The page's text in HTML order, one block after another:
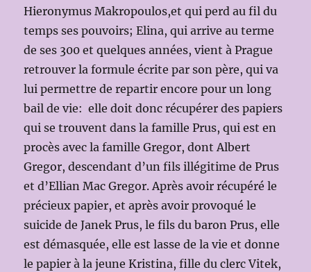
Hieronymus Makropoulos,et qui perd au fil du
temps ses pouvoirs; Elina, qui arrive au terme
de ses 300 et quelques années, vient à Prague
retrouver la formule écrite par son père, qui va
lui permettre de repartir encore pour un long
bail de vie: elle doit donc récupérer des papiers
qui se trouvent dans la famille Prus, qui est en
procès avec la famille Gregor, dont Albert
Gregor, descendant d’un fils illégitime de Prus
et d’Ellian Mac Gregor. Après avoir récupéré le
précieux papier, et après avoir provoqué le
suicide de Janek Prus, le fils du baron Prus, elle
est démasquée, elle est lasse de la vie et donne
le papier à la jeune Kristina, fille du clerc Vitek,